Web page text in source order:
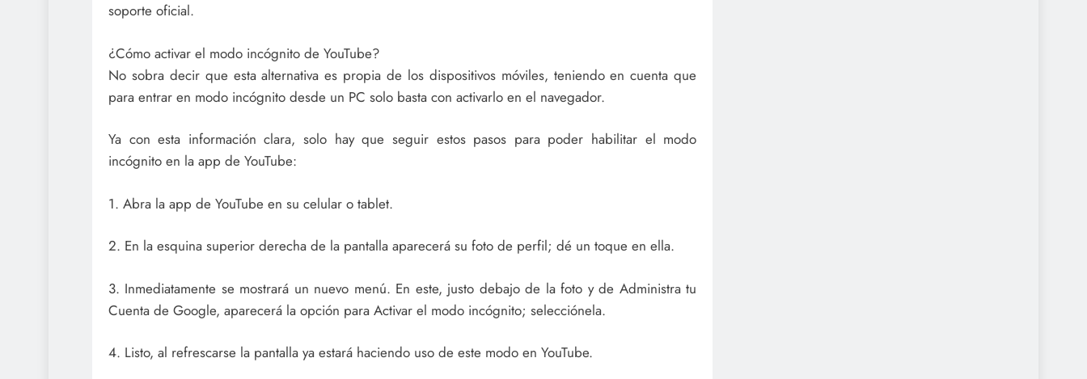
soporte oficial.
¿Cómo activar el modo incógnito de YouTube?
No sobra decir que esta alternativa es propia de los dispositivos móviles, teniendo en cuenta que
para entrar en modo incógnito desde un PC solo basta con activarlo en el navegador.
Ya con esta información clara, solo hay que seguir estos pasos para poder habilitar el modo
incógnito en la app de YouTube:
1. Abra la app de YouTube en su celular o tablet.
2. En la esquina superior derecha de la pantalla aparecerá su foto de perfil; dé un toque en ella.
3. Inmediatamente se mostrará un nuevo menú. En este, justo debajo de la foto y de Administra tu
Cuenta de Google, aparecerá la opción para Activar el modo incógnito; selecciónela.
4. Listo, al refrescarse la pantalla ya estará haciendo uso de este modo en YouTube.